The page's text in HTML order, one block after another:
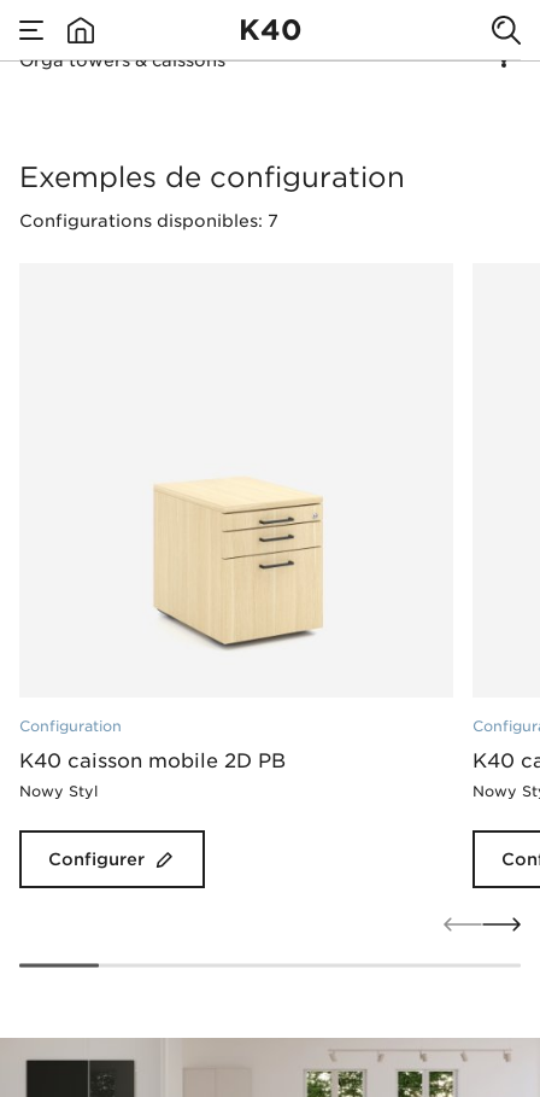
K40
Orga towers & caissons
Orga towers &
Exemples de configuration
Configurations disponibles: 7
Configuration
K40 caisson mobile 2D PB
Nowy Styl
Configurer
K40
Nowy